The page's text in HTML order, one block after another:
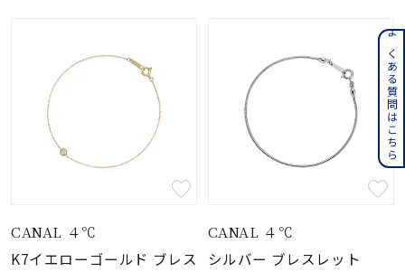
CANAL ４℃
K7イエローゴールド ブレス
CANAL ４℃
シルバー ブレスレット
よくある質問はこちら